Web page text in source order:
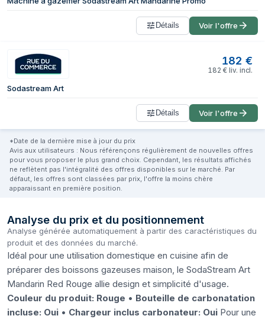
Détails Voir l'offre
182 €
182 € liv. incl.
Sodastream Art
Détails Voir l'offre
*Date de la dernière mise à jour du prix
Avis aux utilisateurs : Nous référençons régulièrement de nouvelles offres
pour vous proposer le plus grand choix. Cependant, les résultats affichés
ne reflètent pas l'intégralité des offres disponibles sur le marché. Par
défaut, les offres sont classées par prix, l'offre la moins chère
apparaissant en première position.
Analyse du prix et du positionnement
Analyse générée automatiquement à partir des caractéristiques du
produit et des données du marché.
Idéal pour une utilisation domestique en cuisine afin de
préparer des boissons gazeuses maison, le SodaStream Art
Mandarin Red Rouge allie design et simplicité d'usage.
Couleur du produit: Rouge • Bouteille de carbonatation
incluse: Oui • Chargeur inclus carbonateur: Oui Pour une